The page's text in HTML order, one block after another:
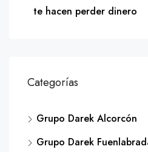
te hacen perder dinero
Categorías
Grupo Darek Alcorcón
Grupo Darek